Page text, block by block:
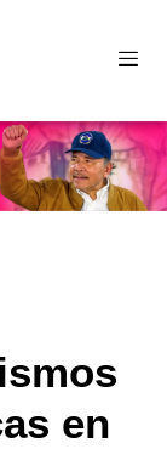
en